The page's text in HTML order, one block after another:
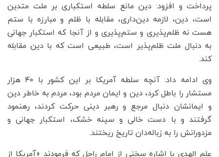
پرداخت و افزود: دین مانع سلطه استکباری بر ملت متدین
است، دین، لازمه دین‌داری، مقابله با ظلم و مبارزه با ستم
هست نه ظلم‌پذیری و ستم‌پذیری و از آنجا که استکبار جهانی
به دنبال ملت ظلم‌پذیر است، طبیعی است که با دین مقابله
کند.
وی ادامه داد: آنچه سلطه آمریکا بر این کشور با ۴۰ هزار
مستشار را باطل کرد، دین و ایمان مردم بود، مردم به خاطر دین
و ایمانشان دنبال مرجع و رهبر دینی حرکت کردند، رهنمود
گرفتند و با دست خالی و سینه خشک، استکبار جهانی و
مزدورانش را به زباله‌دان تاریخ ریختند.
علم الهدی با اشاره سخنی از امام راحل که فرمودند «آمریکا از